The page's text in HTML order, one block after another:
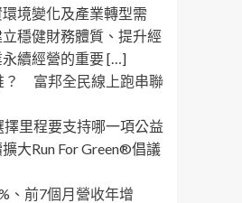
境變化及產業轉型需
穩健財務體質、提升經
續經營的重要 […]
？ 富邦全民線上跑串聯
里程要支持哪一項公益
大Run For Green®倡議
、前7個月營收年增